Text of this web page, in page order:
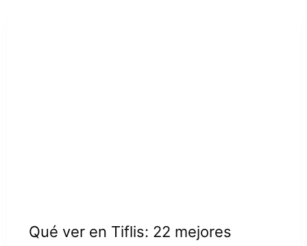
Qué ver en Tiflis: 22 mejores